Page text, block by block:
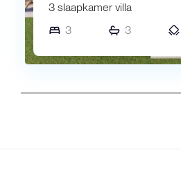
3 slaapkamer villa
3
3